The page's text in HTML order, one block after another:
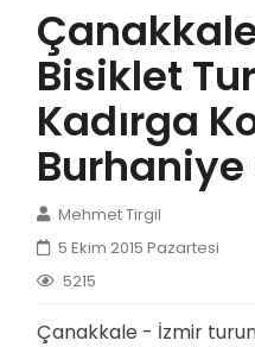
Bisiklet
Kadırga
Burhaniye
Mehmet Tirgil
5 Ekim 2015 Pazartesi
5215
Çanakkale - İzmir